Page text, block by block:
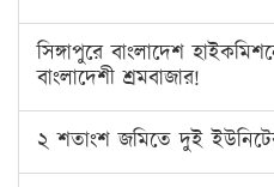
সিঙ্গাপুরে বাংলাদেশ
বাংলাদেশী শ্রমবাজার!
২ শতাংশ জমিতে দুই